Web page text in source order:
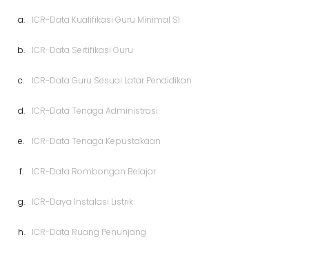
a. ICR-Data Kualifikasi Guru Minimal S1
b. ICR-Data Sertifikasi Guru
c. ICR-Data Guru Sesuai Latar Pendidikan
d. ICR-Data Tenaga Administrasi
e. ICR-Data Tenaga Kepustakaan
f. ICR-Data Rombongan Belajar
g. ICR-Daya Instalasi Listrik
h. ICR-Data Ruang Penunjang